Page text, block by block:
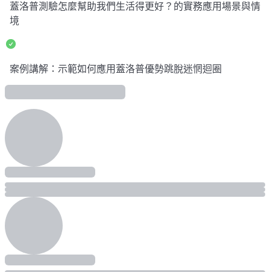
蓋洛普測驗怎麼幫助我們生活得更好？的實務應用場景與情
境
案例講解：示範如何應用蓋洛普優勢跳脫迷惘迴圈